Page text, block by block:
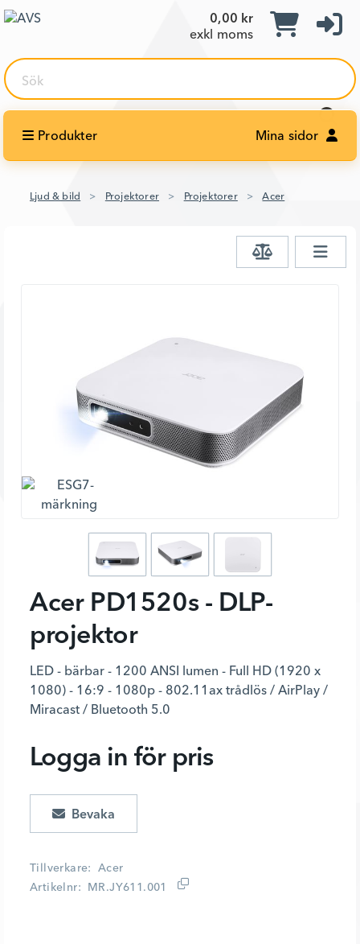
0,00 kr
exkl moms
Sök
Produkter Mina sidor
Ljud & bild Projektorer Projektorer Acer
Acer PD1520s - DLP-
projektor
LED - bärbar - 1200 ANSI lumen - Full HD (1920 x
1080) - 16:9 - 1080p - 802.11ax trådlös / AirPlay /
Miracast / Bluetooth 5.0
Tillverkare
Acer
Artikelnr
MR.JY611.001
Logga in för pris